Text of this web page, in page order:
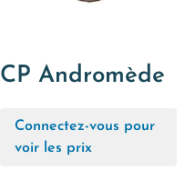
CP Andromède
Connectez-vous pour
voir les prix